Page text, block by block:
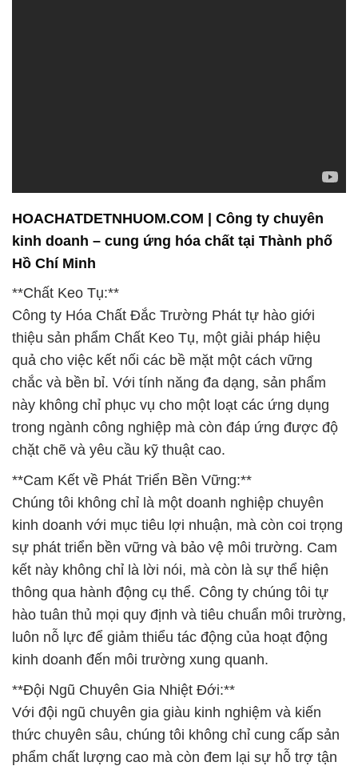
HOACHATDETNHUOM.COM | Công ty chuyên
kinh doanh – cung ứng hóa chất tại Thành phố
Hồ Chí Minh
**Chất Keo Tụ:**
Công ty Hóa Chất Đắc Trường Phát tự hào giới
thiệu sản phẩm Chất Keo Tụ, một giải pháp hiệu
quả cho việc kết nối các bề mặt một cách vững
chắc và bền bỉ. Với tính năng đa dạng, sản phẩm
này không chỉ phục vụ cho một loạt các ứng dụng
trong ngành công nghiệp mà còn đáp ứng được độ
chặt chẽ và yêu cầu kỹ thuật cao.
**Cam Kết về Phát Triển Bền Vững:**
Chúng tôi không chỉ là một doanh nghiệp chuyên
kinh doanh với mục tiêu lợi nhuận, mà còn coi trọng
sự phát triển bền vững và bảo vệ môi trường. Cam
kết này không chỉ là lời nói, mà còn là sự thể hiện
thông qua hành động cụ thể. Công ty chúng tôi tự
hào tuân thủ mọi quy định và tiêu chuẩn môi trường,
luôn nỗ lực để giảm thiểu tác động của hoạt động
kinh doanh đến môi trường xung quanh.
**Đội Ngũ Chuyên Gia Nhiệt Đới:**
Với đội ngũ chuyên gia giàu kinh nghiệm và kiến
thức chuyên sâu, chúng tôi không chỉ cung cấp sản
phẩm chất lượng cao mà còn đem lại sự hỗ trợ tận